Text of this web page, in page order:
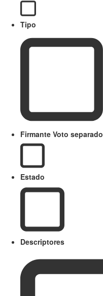
Tipo
Firmante Voto separado
Estado
Descriptores